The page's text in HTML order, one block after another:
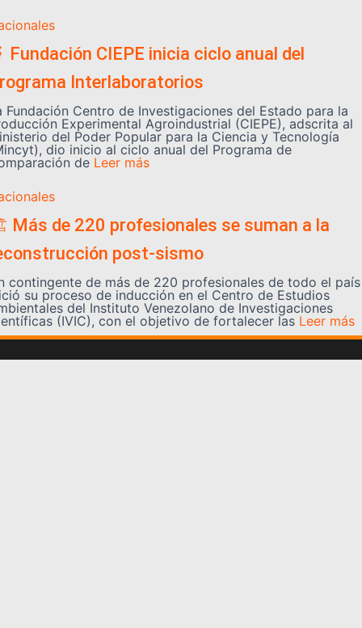
Fundación CIEPE inicia ciclo anual del
Interlaboratorios
Fundación Centro de Investigaciones del Estado para la
Experimental Agroindustrial (CIEPE), adscrita al
del Poder Popular para la Ciencia y Tecnología
dio inicio al ciclo anual del Programa de
de Leer más
de 220 profesionales se suman a la
post-sismo
contingente de más de 220 profesionales de todo el país
su proceso de inducción en el Centro de Estudios
del Instituto Venezolano de Investigaciones
(IVIC), con el objetivo de fortalecer las Leer más